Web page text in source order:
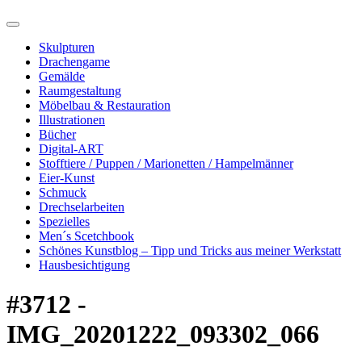
Skulpturen
Drachengame
Gemälde
Raumgestaltung
Möbelbau & Restauration
Illustrationen
Bücher
Digital-ART
Stofftiere / Puppen / Marionetten / Hampelmänner
Eier-Kunst
Schmuck
Drechselarbeiten
Spezielles
Men´s Scetchbook
Schönes Kunstblog – Tipp und Tricks aus meiner Werkstatt
Hausbesichtigung
#3712 -
IMG_20201222_093302_066